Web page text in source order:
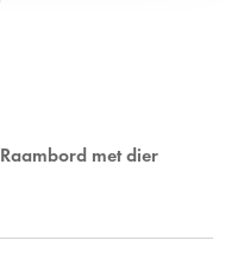
Raambord met dier